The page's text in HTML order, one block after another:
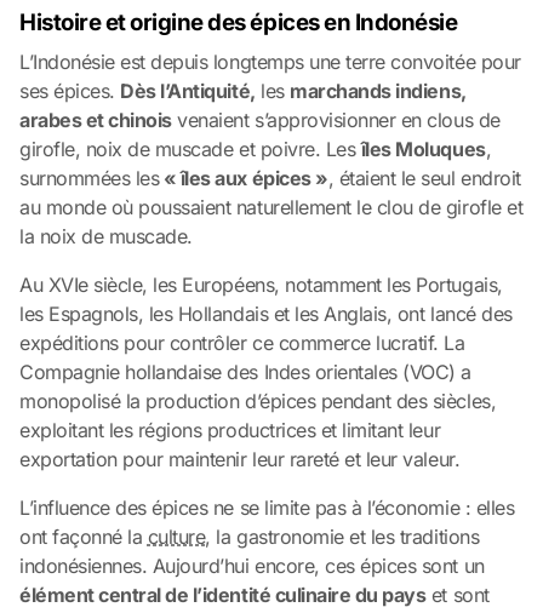
Histoire et origine des épices en Indonésie
L’Indonésie est depuis longtemps une terre convoitée pour
ses épices. Dès l’Antiquité, les marchands indiens,
arabes et chinoisvenaient s’approvisionner en clous de
girofle, noix de muscade et poivre. Lesîles Moluques,
surnommées les« îles aux épices », étaient le seul endroit
au monde où poussaient naturellement le clou de girofle et
la noix de muscade.
Au XVIe siècle, les Européens, notamment les Portugais,
les Espagnols, les Hollandais et les Anglais, ont lancé des
expéditions pour contrôler ce commerce lucratif. La
Compagnie hollandaise des Indes orientales (VOC) a
monopolisé la production d’épices pendant des siècles,
exploitant les régions productrices et limitant leur
exportation pour maintenir leur rareté et leur valeur.
L’influence des épices ne se limite pas à l’économie : elles
ont façonné la culture, la gastronomie et les traditions
indonésiennes. Aujourd’hui encore, ces épices sont un
élément central de l’identité culinaire du payset sont